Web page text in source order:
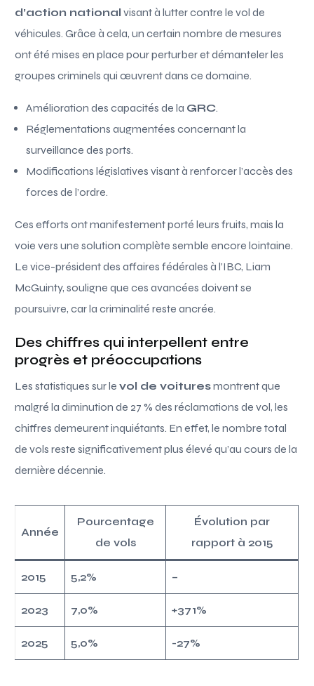
d’action national visant à lutter contre le vol de
véhicules. Grâce à cela, un certain nombre de mesures
ont été mises en place pour perturber et démanteler les
groupes criminels qui œuvrent dans ce domaine.
Amélioration des capacités de la GRC.
Réglementations augmentées concernant la
surveillance des ports.
Modifications législatives visant à renforcer l’accès des
forces de l’ordre.
Ces efforts ont manifestement porté leurs fruits, mais la
voie vers une solution complète semble encore lointaine.
Le vice-président des affaires fédérales à l’IBC, Liam
McGuinty, souligne que ces avancées doivent se
poursuivre, car la criminalité reste ancrée.
Des chiffres qui interpellent entre
progrès et préoccupations
Les statistiques sur levol de voituresmontrent que
malgré la diminution de 27 % des réclamations de vol, les
chiffres demeurent inquiétants. En effet, le nombre total
de vols reste significativement plus élevé qu’au cours de la
dernière décennie.
Année
Pourcentage
de vols
Évolution par
rapport à 2015
2015 5,2% –
2023 7,0% +371%
2025 5,0% -27%